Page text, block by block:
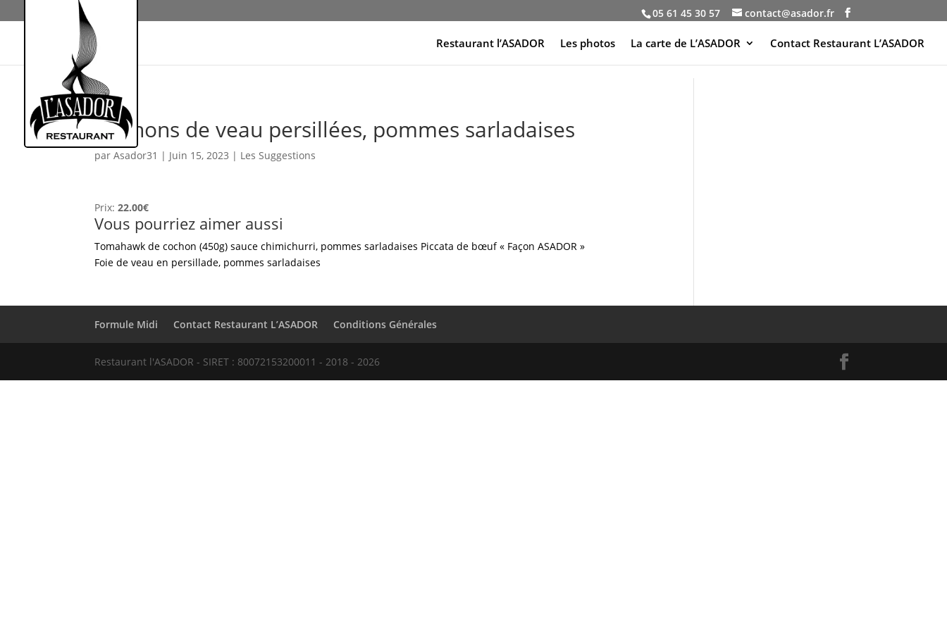
05 61 45 30 57 contact@asador.fr
Restaurant l’ASADOR Les photos La carte de L’ASADOR Contact Restaurant L’ASADOR
Rognons de veau persillées, pommes sarladaises
parAsador31 | Juin 15, 2023 | Les Suggestions
Prix:22.00€
Vous pourriez aimer aussi
Tomahawk de cochon (450g) sauce chimichurri, pommes sarladaises Piccata de bœuf « Façon ASADOR »
Foie de veau en persillade, pommes sarladaises
Formule Midi Contact Restaurant L’ASADOR Conditions Générales
Restaurant l'ASADOR - SIRET : 80072153200011 - 2018 - 2026